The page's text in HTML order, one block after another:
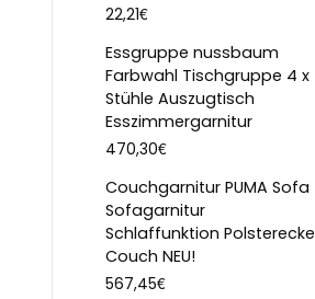
22,21€
Essgruppe nussbaum
Farbwahl Tischgruppe 4 x
Stühle Auszugtisch
Esszimmergarnitur
470,30€
Couchgarnitur PUMA Sofa
Sofagarnitur
Schlaffunktion Polsterecke
Couch NEU!
567,45€